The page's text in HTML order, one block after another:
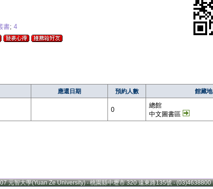
書; 4
應還日期 預約人數 館藏地
0
總館
中文圖書區
元智大學(Yuan Ze University) ‧ 桃園縣中壢市 320 遠東路135號 ‧ (03)4638800